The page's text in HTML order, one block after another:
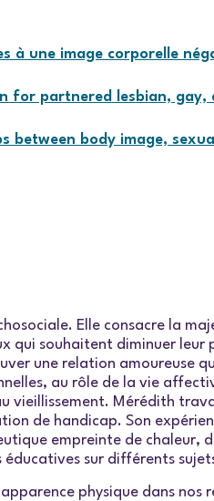
à une image corporelle
for partnered lesbian, gay,
between body image,
Elle consacre la
qui souhaitent diminuer leur
une relation amoureuse
au rôle de la vie
vieillissement. Mérédith
de handicap. Son
empreinte de chaleur,
sur différents
physique dans nos